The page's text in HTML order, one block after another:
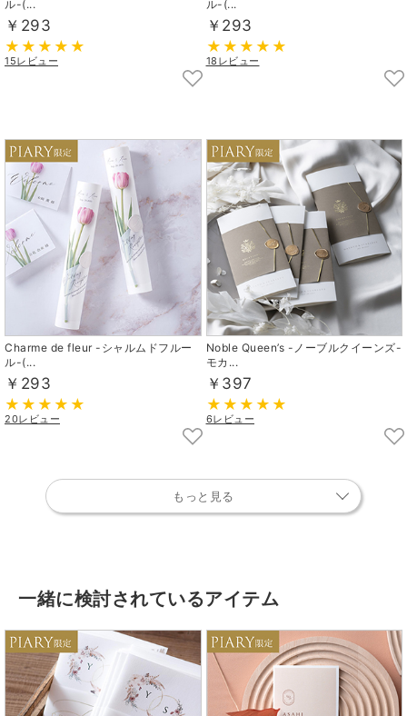
ル-(...
￥293
15レビュー
ル-(...
￥293
18レビュー
Charme de fleur -シャルムドフルー
ル-(...
￥293
20レビュー
Noble Queen’s -ノーブルクイーンズ-
モカ...
￥397
6レビュー
もっと見る
一緒に検討されているアイテム